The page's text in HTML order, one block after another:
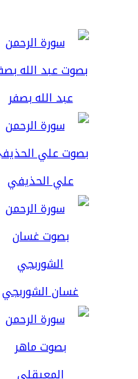
عبد الله بصفر
علي الحذيفي
غسان الشوربجي